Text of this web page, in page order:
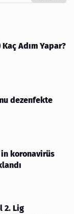
Adım Yapar?
dezenfekte
koronavirüs
2. Lig